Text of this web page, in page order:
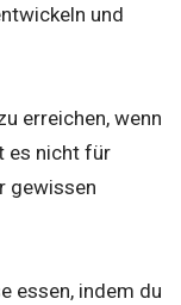
und
erreichen, wenn
es nicht für
gewissen
essen, indem du